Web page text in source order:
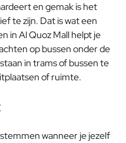
en gemak is het
te zijn. Dat is wat een
in Al Quoz Mall helpt je
op bussen onder de
in trams of bussen te
of ruimte.
wanneer je jezelf